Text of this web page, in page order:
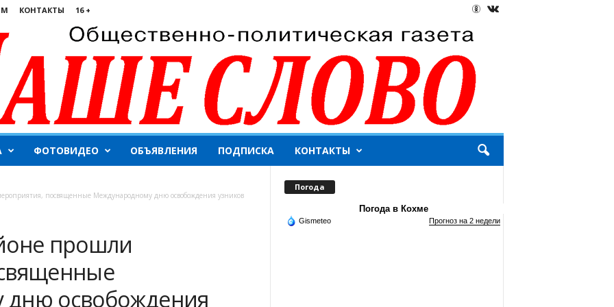
КОНТАКТЫ 16 +
ФОТОВИДЕО ОБЪЯВЛЕНИЯ ПОДПИСКА КОНТАКТЫ
посвященные Международному дню освобождения узников
прошли
освобождения
Погода
Погода в Кохме
Gismeteo Прогноз на 2 недели